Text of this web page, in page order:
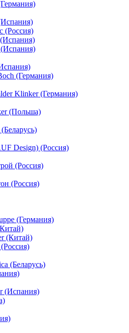
(Россия)
(Испания)
(Германия)
Klinker (Германия)
(Польша)
Design) (Россия)
(Россия)
(Россия)
(Германия)
(Китай)
(Беларусь)
(Испания)